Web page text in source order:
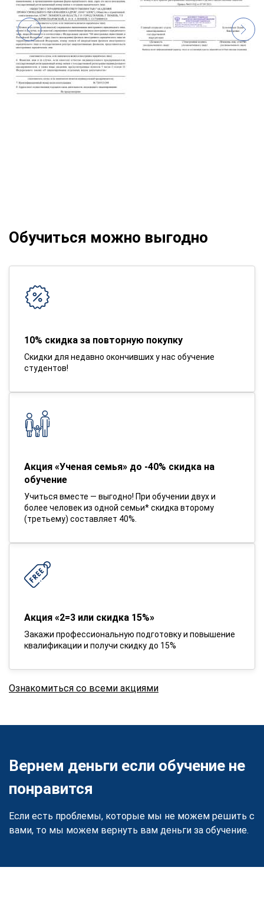
Обучиться можно выгодно
10% скидка за повторную покупку
Скидки для недавно окончивших у нас обучение
студентов!
Акция «Ученая семья» до -40% скидка на
обучение
Учиться вместе — выгодно! При обучении двух и
более человек из одной семьи* скидка второму
(третьему) составляет 40%.
Акция «2=3 или скидка 15%»
Закажи профессиональную подготовку и повышение
квалификации и получи скидку до 15%
Ознакомиться со всеми акциями
Вернем деньги если обучение не
понравится
Если есть проблемы, которые мы не можем решить с
вами, то мы можем вернуть вам деньги за обучение.